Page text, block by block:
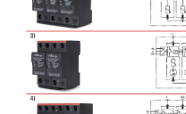
สามารถใน
ไ